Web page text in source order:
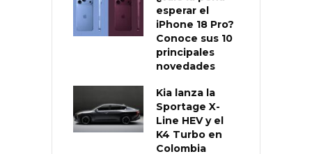
esperar el
iPhone 18 Pro?
Conoce sus 10
principales
novedades
Kia lanza la
Sportage X-
Line HEV y el
K4 Turbo en
Colombia